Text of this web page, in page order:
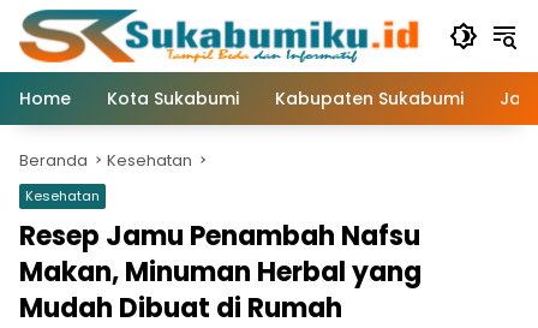
Langsung
konten
Home
Kota Sukabumi Kabupaten Sukabumi
Beranda Kesehatan
Kesehatan
Resep Jamu Penambah Nafsu
Makan, Minuman Herbal yang
Mudah Dibuat di Rumah